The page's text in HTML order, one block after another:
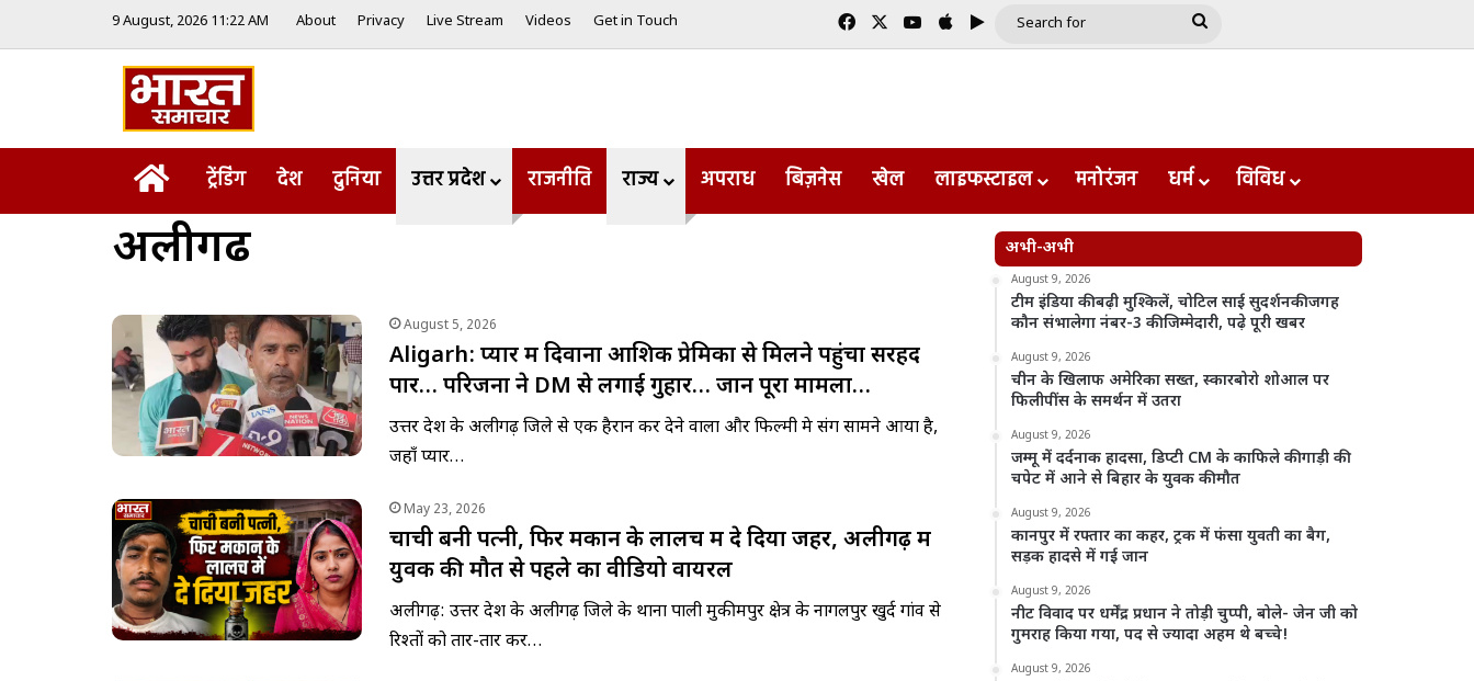
9 August, 2026 11:22 AM About Privacy Live Stream Videos Get in Touch FacebookYouTube
AppleGoogle Play
Search
Homeट्रेंडिंग देश दुनिया उत्तर प्रदेश राजनीति राज्य अपराध बिज़नेस खेल लाइफस्टाइल मनोरंजन धर्म विविध
अलीगढ
August 5, 2026
Aligarh: प्यार में दिवाना आशिक प्रेमिका से मिलने पहुंचा सरहद
पार… परिजनों ने DM से लगाई गुहार… जानें पूरा मामला…
उत्तर प्रदेश के अलीगढ़ जिले से एक हैरान कर देने वाला और फिल्मी प्रेम प्रसंग सामने आया है,
जहाँ प्यार…
May 23, 2026
चाची बनी पत्नी, फिर मकान के लालच में दे दिया जहर, अलीगढ़ में
युवक की मौत से पहले का वीडियो वायरल
अलीगढ़: उत्तर प्रदेश के अलीगढ़ जिले के थाना पाली मुकीमपुर क्षेत्र के नागलपुर खुर्द गांव से
रिश्तों को तार-तार कर…
अभी-अभी
August 9, 2026
टीम इंडिया की बढ़ी मुश्किलें, चोटिल साई सुदर्शनकी जगह
कौन संभालेगा नंबर-3 की जिम्मेदारी, पढ़े पूरी खबर
August 9, 2026
चीन के खिलाफ अमेरिका सख्त, स्कारबोरो शोआल पर
फिलीपींस के समर्थन में उतरा
August 9, 2026
जम्मू में दर्दनाक हादसा, डिप्टी CM के काफिले की गाड़ी की
चपेट में आने से बिहार के युवक की मौत
August 9, 2026
कानपुर में रफ्तार का कहर, ट्रक में फंसा युवती का बैग,
सड़क हादसे में गई जान
August 9, 2026
नीट विवाद पर धर्मेंद्र प्रधान ने तोड़ी चुप्पी, बोले- जेन जी को
गुमराह किया गया, पद से ज्यादा अहम थे बच्चे!
August 9, 2026